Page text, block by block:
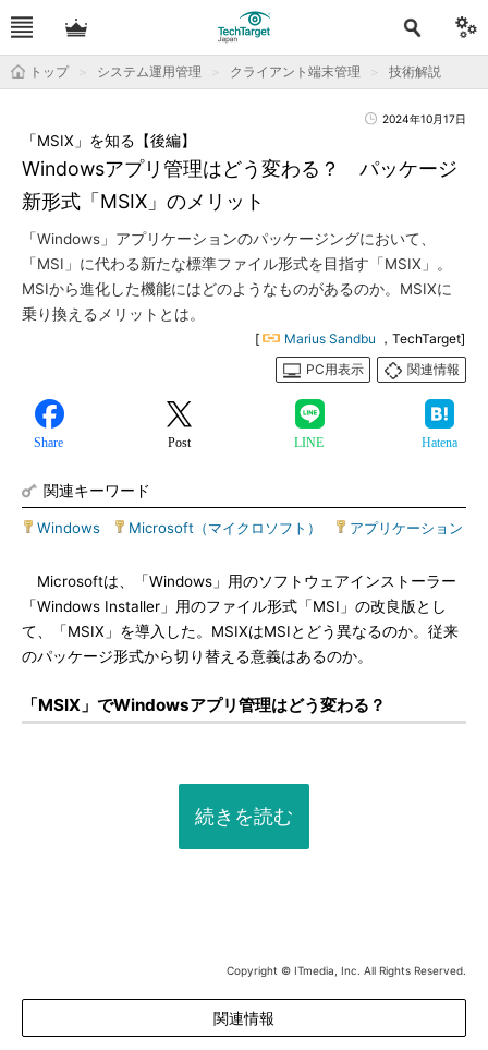
トップ システム運用管理 クライアント端末管理 技術解説
2024年10月17日
Windowsアプリ管理はどう変わる？ パッケージ
新形式「MSIX」のメリット
「MSIX」を知る【後編】
「Windows」アプリケーションのパッケージングにおいて、
「MSI」に代わる新たな標準ファイル形式を目指す「MSIX」。
MSIから進化した機能にはどのようなものがあるのか。MSIXに
乗り換えるメリットとは。
[ Marius Sandbu ，TechTarget]
PC用表示
関連情報
Share Post LINE Hatena
関連キーワード
Windows Microsoft（マイクロソフト） アプリケーション
Microsoftは、「Windows」用のソフトウェアインストーラー
「Windows Installer」用のファイル形式「MSI」の改良版とし
て、「MSIX」を導入した。MSIXはMSIとどう異なるのか。従来
のパッケージ形式から切り替える意義はあるのか。
「MSIX」でWindowsアプリ管理はどう変わる？
続きを読む
Copyright © ITmedia, Inc. All Rights Reserved.
関連情報